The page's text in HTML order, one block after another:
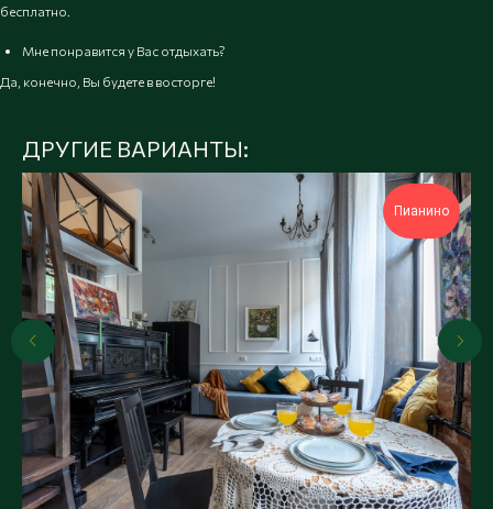
бесплатно.
Мне понравится у Вас отдыхать?
Да, конечно, Вы будете в восторге!
ДРУГИЕ ВАРИАНТЫ:
Пианино